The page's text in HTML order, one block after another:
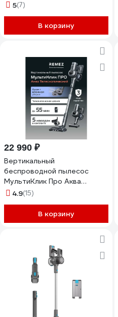
5(7)
В корзину
22 990 ₽
Вертикальный
беспроводной пылесос
МультиКлик Про Аква
Телескопик RMVC-534
4.9(15)
В корзину